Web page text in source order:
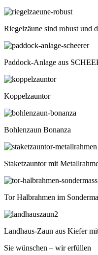
Riegelzäune sind robust und
Paddock-Anlage aus
Koppelzauntor
Bohlenzaun Bonanza
Staketzauntor mit
Tor Halbrahmen im
Landhaus-Zaun aus Kiefer
Sie wünschen – wir erfüllen